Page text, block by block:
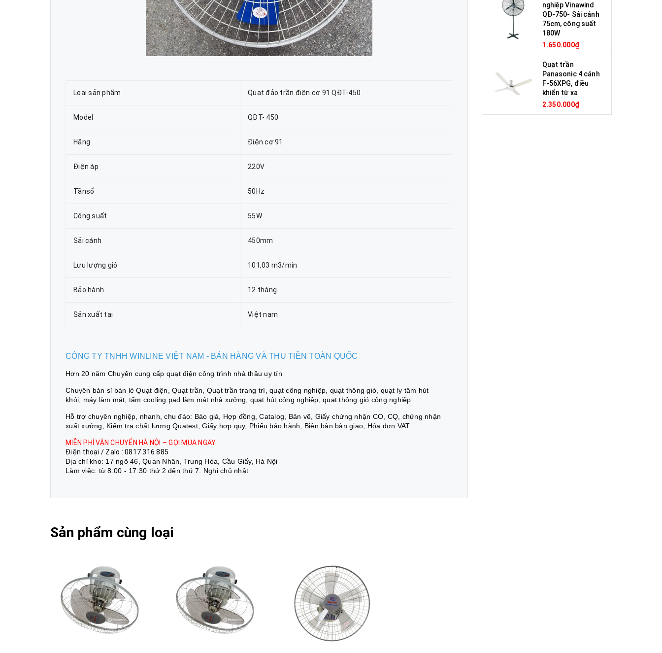
Loại sản phẩm Quạt đảo trần điện cơ 91 QĐT-450
Model QĐT- 450
Hãng Điện cơ 91
Điện áp 220V
Tầnsố 50Hz
Công suất 55W
Sải cánh 450mm
Lưu lượng gió 101,03 m3/min
Bảo hành 12 tháng
Sản xuất tại Việt nam
CÔNG TY TNHH WINLINE VIỆT NAM - BÁN HÀNG VÀ THU TIỀN TOÀN QUỐC
Hơn 20 năm Chuyên cung cấp quạt điện công trình nhà thầu uy tín
Chuyên bán sỉ bán lẻ Quạt điện, Quạt trần, Quạt trần trang trí, quạt công nghiệp, quạt thông gió, quạt ly tâm hút
khói, máy làm mát, tấm cooling pad làm mát nhà xưởng, quạt hút công nghiệp, quạt thông gió công nghiệp
Hỗ trợ chuyên nghiệp, nhanh, chu đáo: Báo giá, Hợp đồng, Catalog, Bản vẽ, Giấy chứng nhận CO, CQ, chứng nhận
xuất xưởng, Kiểm tra chất lượng Quatest, Giấy hợp quy, Phiếu bảo hành, Biên bản bàn giao, Hóa đơn VAT
MIỄN PHÍ VẬN CHUYỂN HÀ NỘI – GỌI MUA NGAY
Điện thoại / Zalo : 0817 316 885
Địa chỉ kho: 17 ngõ 46, Quan Nhân, Trung Hòa, Cầu Giấy, Hà Nội
Làm việc: từ 8:00 - 17:30 thứ 2 đến thứ 7. Nghỉ chủ nhật
nghiệp Vinawind
QĐ-750- Sải cánh
75cm, công suất
180W
1.650.000₫
Quạt trần
Panasonic 4 cánh
F-56XPG, điều
khiển từ xa
2.350.000₫
Sản phẩm cùng loại